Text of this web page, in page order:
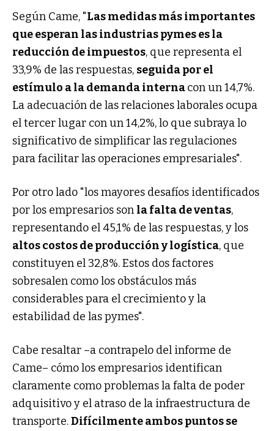
Según Came, "Las medidas más importantes
que esperan las industrias pymes es la
reducción de impuestos, que representa el
33,9% de las respuestas, seguida por el
estímulo a la demanda internacon un 14,7%.
La adecuación de las relaciones laborales ocupa
el tercer lugar con un 14,2%, lo que subraya lo
significativo de simplificar las regulaciones
para facilitar las operaciones empresariales".
Por otro lado "los mayores desafíos identificados
por los empresarios son la falta de ventas,
representando el 45,1% de las respuestas, y los
altos costos de producción y logística, que
constituyen el 32,8%. Estos dos factores
sobresalen como los obstáculos más
considerables para el crecimiento y la
estabilidad de las pymes".
Cabe resaltar –a contrapelo del informe de
Came– cómo los empresarios identifican
claramente como problemas la falta de poder
adquisitivo y el atraso de la infraestructura de
transporte.Difícilmente ambos puntos se